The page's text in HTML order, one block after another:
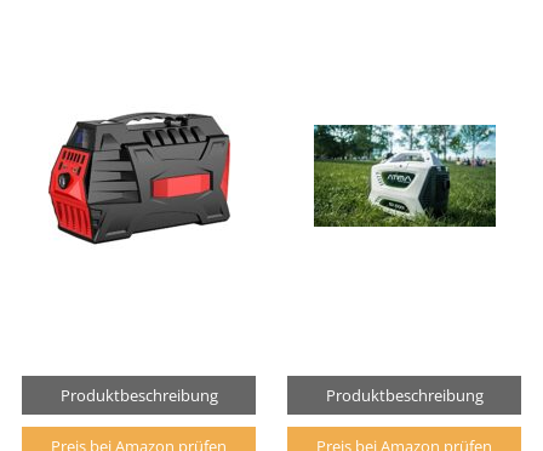
Produktbeschreibung Produktbeschreibung